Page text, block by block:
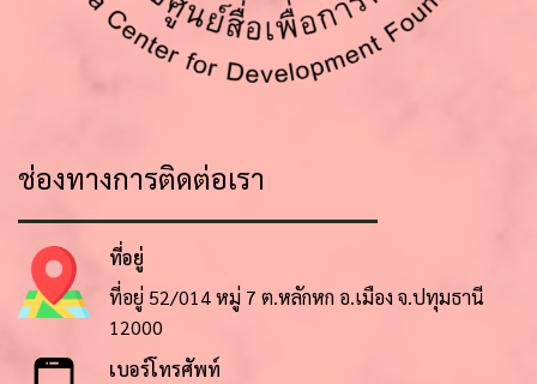
ช่องทางการติดต่อเรา
ที่อยู่
ที่อยู่ 52/014 หมู่ 7 ต.หลักหก อ.เมือง จ.ปทุมธานี
12000
เบอร์โทรศัพท์